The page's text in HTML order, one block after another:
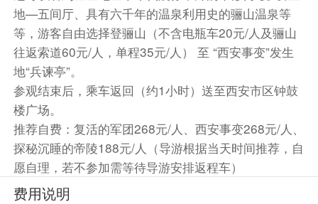
地—五间厅、具有六千年的温泉利用史的骊山温泉等
等，游客自由选择登骊山（不含电瓶车20元/人及骊山
往返索道60元/人，单程35元/人） 至 “西安事变”发生
地“兵谏亭”。
参观结束后，乘车返回（约1小时）送至西安市区钟鼓
楼广场。
推荐自费：复活的军团268元/人、西安事变268元/人、
探秘沉睡的帝陵188元/人（导游根据当天时间推荐，自
愿自理，若不参加需等待导游安排返程车）
费用说明